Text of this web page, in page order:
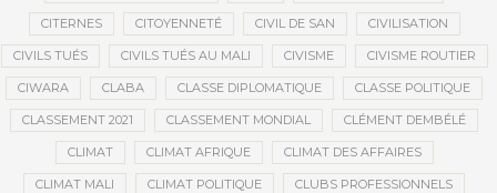
CITERNES CITOYENNETÉ CIVIL DE SAN CIVILISATION
CIVILS TUÉS CIVILS TUÉS AU MALI CIVISME CIVISME ROUTIER
CIWARA CLABA CLASSE DIPLOMATIQUE CLASSE POLITIQUE
CLASSEMENT 2021 CLASSEMENT MONDIAL CLÉMENT DEMBÉLÉ
CLIMAT CLIMAT AFRIQUE CLIMAT DES AFFAIRES
CLIMAT MALI CLIMAT POLITIQUE CLUBS PROFESSIONNELS